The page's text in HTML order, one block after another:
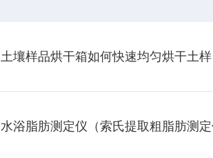
土壤样品烘干箱如何快速均匀烘干土
水浴脂肪测定仪（索氏提取粗脂肪测